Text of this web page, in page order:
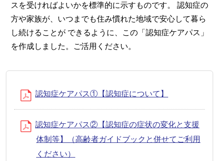
スを受ければよいかを標準的に示すものです。 認知症の
方や家族が、いつまでも住み慣れた地域で安心して暮ら
し続けることが できるように、この「認知症ケアパス」
を作成しました。ご活用ください。
認知症ケアパス①【認知症について】
認知症ケアパス②【認知症の症状の変化と支援
体制等】（高齢者ガイドブックと併せてご利用
ください）